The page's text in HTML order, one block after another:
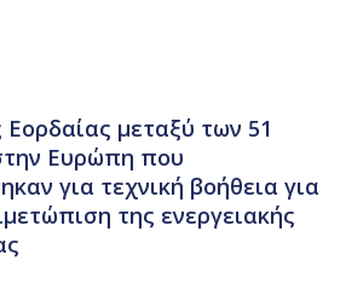
μεταξύ των 51
Ευρώπη που
για τεχνική βοήθεια για
της ενεργειακής